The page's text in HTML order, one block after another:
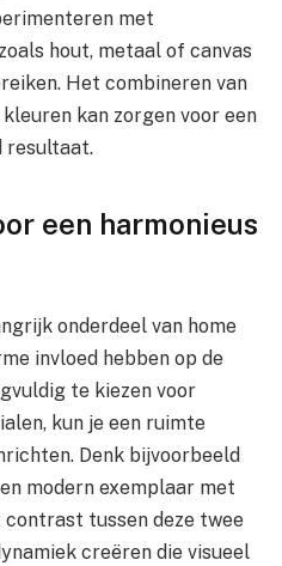
met
hout, metaal of canvas
Het combineren van
kan zorgen voor een
resultaat.
een harmonieus
onderdeel van home
invloed hebben op de
te kiezen voor
kun je een ruimte
Denk bijvoorbeeld
modern exemplaar met
tussen deze twee
creëren die visueel